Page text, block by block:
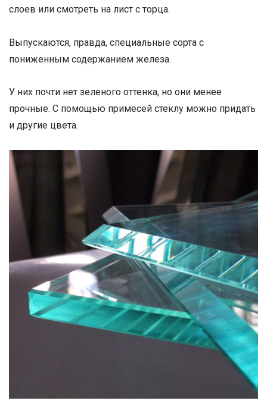
слоев или смотреть на лист с торца.
Выпускаются, правда, специальные сорта с
пониженным содержанием железа.
У них почти нет зеленого оттенка, но они менее
прочные. С помощью примесей стеклу можно придать
и другие цвета.